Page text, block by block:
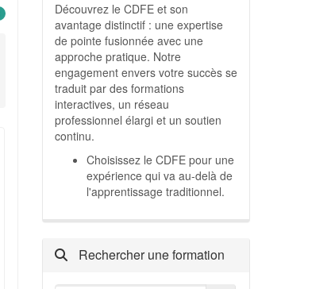
Découvrez le CDFE et son
avantage distinctif : une expertise
de pointe fusionnée avec une
approche pratique. Notre
engagement envers votre succès se
traduit par des formations
interactives, un réseau
professionnel élargi et un soutien
continu.
Choisissez le CDFE pour une
expérience qui va au-delà de
l'apprentissage traditionnel.
Rechercher une formation